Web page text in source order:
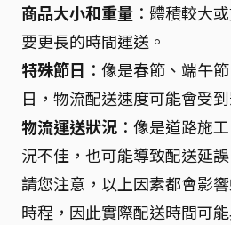
商品大小和重量 ：體積較大
要更長的時間運送。
特殊節日 ：像是春節、端午
日，物流配送速度可能會受到
物流運送狀況 ：像是道路施
況不佳，也可能導致配送延誤
請您注意，以上因素都會影
時程，因此實際配送時間可